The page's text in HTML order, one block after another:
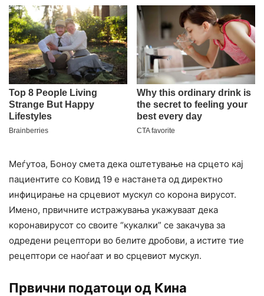
Меѓутоа, Боноу смета дека оштетување на срцето кај
пациентите со Ковид 19 е настанета од директно
инфицирање на срцевиот мускул со корона вирусот.
Имено, првичните истражувања укажуваат дека
коронавирусот со своите “кукалки” се закачува за
одредени рецептори во белите дробови, а истите тие
рецептори се наоѓаат и во срцевиот мускул.
Првични податоци од Кина